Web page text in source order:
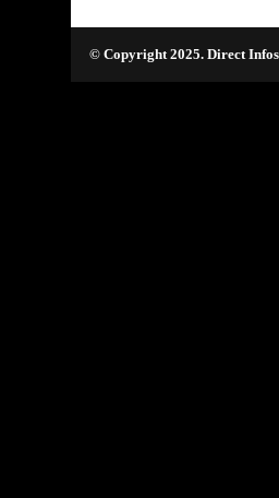
© Copyright 2025. Direct